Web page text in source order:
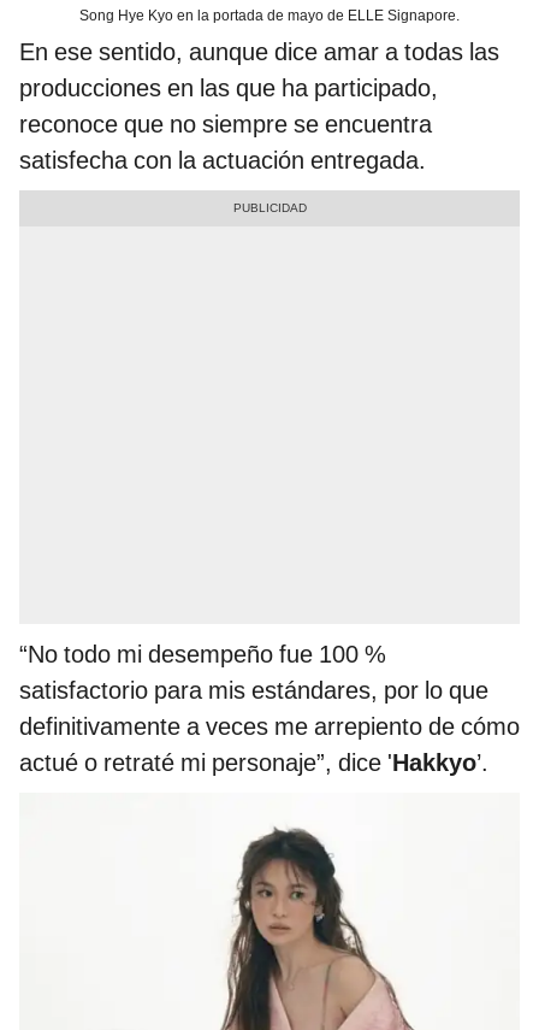
Song Hye Kyo en la portada de mayo de ELLE Signapore.
En ese sentido, aunque dice amar a todas las
producciones en las que ha participado,
reconoce que no siempre se encuentra
satisfecha con la actuación entregada.
“No todo mi desempeño fue 100 %
satisfactorio para mis estándares, por lo que
definitivamente a veces me arrepiento de cómo
actué o retraté mi personaje”, dice 'Hakkyo’.